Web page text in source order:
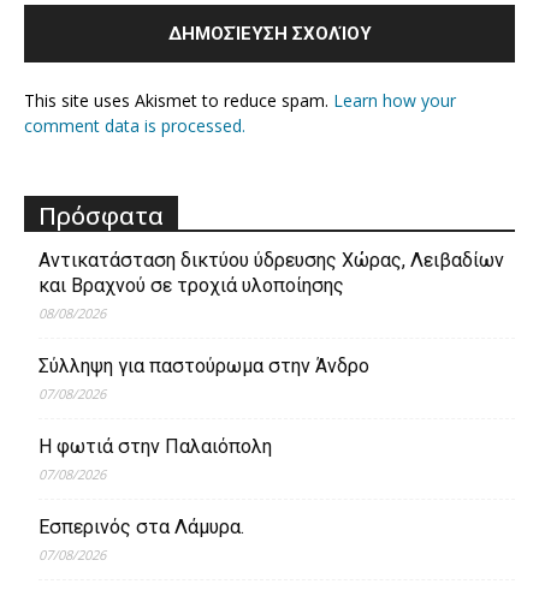
This site uses Akismet to reduce spam. Learn how your
comment data is processed.
Πρόσφατα
Aντικατάσταση δικτύου ύδρευσης Χώρας, Λειβαδίων
και Βραχνού σε τροχιά υλοποίησης
08/08/2026
Σύλληψη για παστούρωμα στην Άνδρο
07/08/2026
Η φωτιά στην Παλαιόπολη
07/08/2026
Εσπερινός στα Λάμυρα.
07/08/2026